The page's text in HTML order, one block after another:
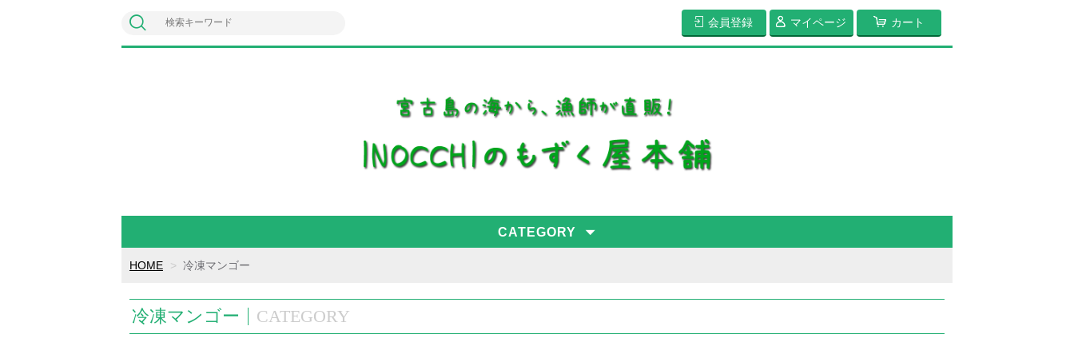
会員登録 マイページ カート
CATEGORY
HOME 冷凍マンゴー
CATEGORY
冷凍マンゴー